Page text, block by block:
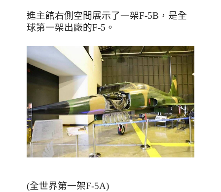
進主館右側空間展示了一架F-5B，是全
球第一架出廠的F-5。
(全世界第一架F-5A)